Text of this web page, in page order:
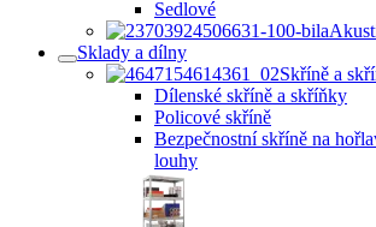
Sedlové
Sklady a dílny
Skříně a
Dílenské skříně a skříňky
Policové skříně
Bezpečnostní skříně na
louhy